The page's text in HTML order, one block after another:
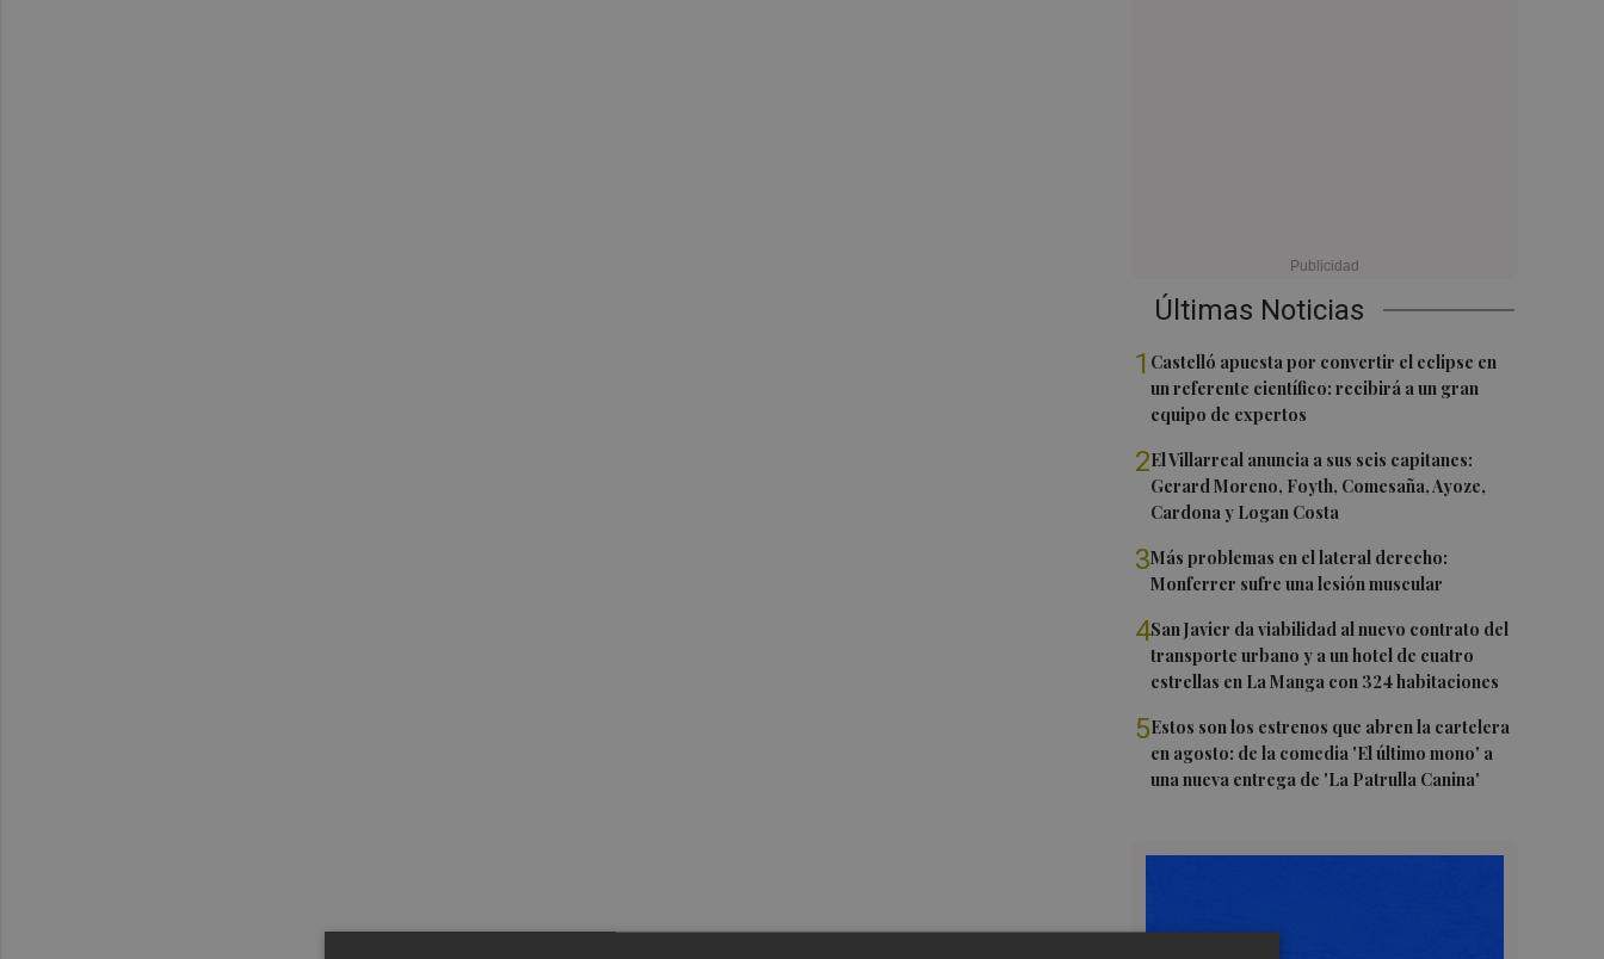
Últimas Noticias
1 Castelló apuesta por convertir el eclipse en
un referente científico: recibirá a un gran
equipo de expertos
2El Villarreal anuncia a sus seis capitanes:
Gerard Moreno, Foyth, Comesaña, Ayoze,
Cardona y Logan Costa
3Más problemas en el lateral derecho:
Monferrer sufre una lesión muscular
4San Javier da viabilidad al nuevo contrato del
transporte urbano y a un hotel de cuatro
estrellas en La Manga con 324 habitaciones
5Estos son los estrenos que abren la cartelera
en agosto: de la comedia 'El último mono' a
una nueva entrega de 'La Patrulla Canina'